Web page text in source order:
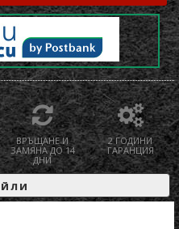
ВРЪЩАНЕ И
ЗАМЯНА ДО 14
ДНИ
2 ГОДИНИ
ГАРАНЦИЯ